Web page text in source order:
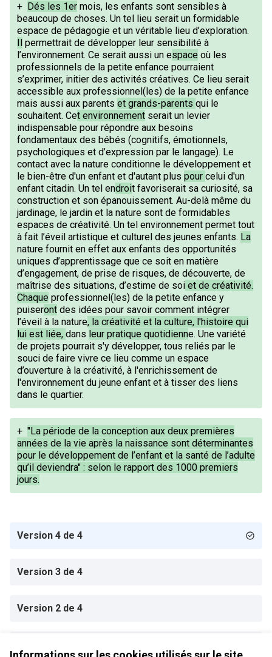
+ Dés les 1er mois, les enfants sont sensibles à
beaucoup de choses. Un tel lieu serait un formidable
espace de pédagogie et un véritable lieu d’exploration.
Il permettrait de développer leur sensibilité à
l’environnement. Ce serait aussi un espace où les
professionnels de la petite enfance pourraient
s’exprimer, initier des activités créatives. Ce lieu serait
accessible aux professionnel(les) de la petite enfance
mais aussi aux parents et grands-parents qui le
souhaitent. Cet environnement serait un levier
indispensable pour répondre aux besoins
fondamentaux des bébés (cognitifs, émotionnels,
psychologiques et d’expression par le langage). Le
contact avec la nature conditionne le développement et
le bien-être d'un enfant et d'autant plus pour celui d'un
enfant citadin. Un tel endroit favoriserait sa curiosité, sa
construction et son épanouissement. Au-delà même du
jardinage, le jardin et la nature sont de formidables
espaces de créativité. Un tel environnement permet tout
à fait l’éveil artistique et culturel des jeunes enfants. La
nature fournit en effet aux enfants des opportunités
uniques d’apprentissage que ce soit en matière
d’engagement, de prise de risques, de découverte, de
maîtrise des situations, d’estime de soi et de créativité.
Chaque professionnel(les) de la petite enfance y
puiseront des idées pour savoir comment intégrer
l’éveil à la nature, la créativité et la culture, l'histoire qui
lui est liée, dans leur pratique quotidienne. Une variété
de projets pourrait s'y développer, tous reliés par le
souci de faire vivre ce lieu comme un espace
d’ouverture à la créativité, à l'enrichissement de
l'environnement du jeune enfant et à tisser des liens
dans le quartier.
+ "La période de la conception aux deux premières
années de la vie après la naissance sont déterminantes
pour le développement de l’enfant et la santé de l’adulte
qu’il deviendra" : selon le rapport des 1000 premiers
jours.
Version 4 de 4
Version 3 de 4
Version 2 de 4